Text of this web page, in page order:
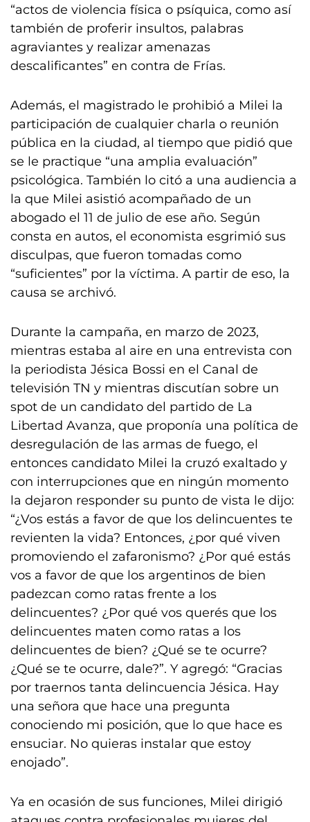
“actos de violencia física o psíquica, como así
también de proferir insultos, palabras
agraviantes y realizar amenazas
descalificantes” en contra de Frías.
Además, el magistrado le prohibió a Milei la
participación de cualquier charla o reunión
pública en la ciudad, al tiempo que pidió que
se le practique “una amplia evaluación”
psicológica. También lo citó a una audiencia a
la que Milei asistió acompañado de un
abogado el 11 de julio de ese año. Según
consta en autos, el economista esgrimió sus
disculpas, que fueron tomadas como
“suficientes” por la víctima. A partir de eso, la
causa se archivó.
Durante la campaña, en marzo de 2023,
mientras estaba al aire en una entrevista con
la periodista Jésica Bossi en el Canal de
televisión TN y mientras discutían sobre un
spot de un candidato del partido de La
Libertad Avanza, que proponía una política de
desregulación de las armas de fuego, el
entonces candidato Milei la cruzó exaltado y
con interrupciones que en ningún momento
la dejaron responder su punto de vista le dijo:
“¿Vos estás a favor de que los delincuentes te
revienten la vida? Entonces, ¿por qué viven
promoviendo el zafaronismo? ¿Por qué estás
vos a favor de que los argentinos de bien
padezcan como ratas frente a los
delincuentes? ¿Por qué vos querés que los
delincuentes maten como ratas a los
delincuentes de bien? ¿Qué se te ocurre?
¿Qué se te ocurre, dale?”. Y agregó: “Gracias
por traernos tanta delincuencia Jésica. Hay
una señora que hace una pregunta
conociendo mi posición, que lo que hace es
ensuciar. No quieras instalar que estoy
enojado”.
Ya en ocasión de sus funciones, Milei dirigió